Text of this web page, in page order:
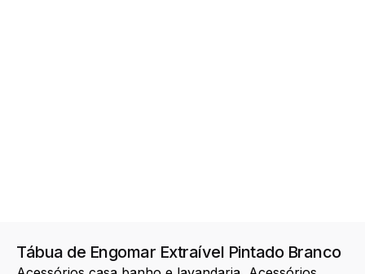
Tábua de Engomar Extraível Pintado Branco